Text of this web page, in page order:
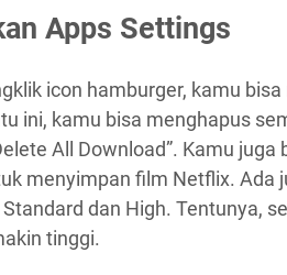
Apps Settings
icon hamburger, kamu bisa
ini, kamu bisa menghapus
All Download”. Kamu
menyimpan film Netflix. Ada
dan High. Tentunya,
tinggi.